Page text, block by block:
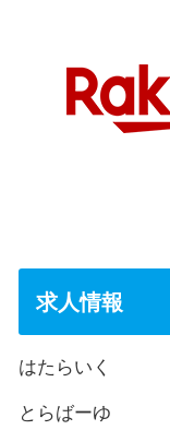
求人情報
はたらいく
とらばーゆ